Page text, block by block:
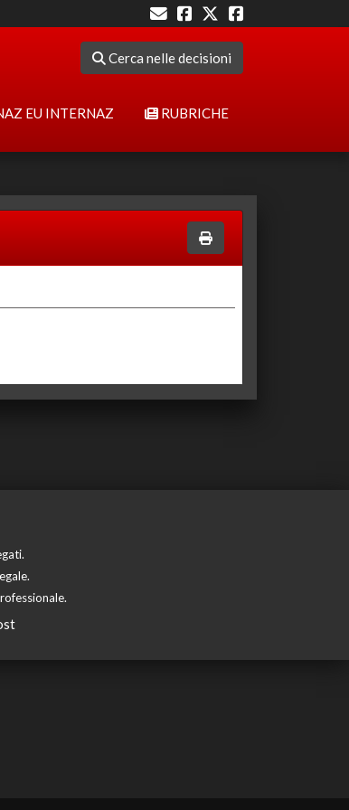
Cerca nelle decisioni
EU INTERNAZ RUBRICHE